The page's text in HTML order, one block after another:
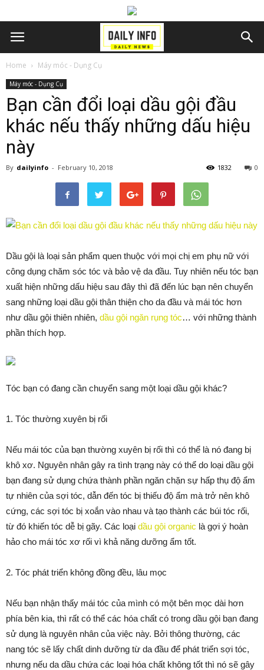
Home Máy móc - Dụng Cụ
Máy móc - Dụng Cụ
Bạn cần đổi loại dầu gội đầu
khác nếu thấy những dấu hiệu
này
By dailyinfo - February 10, 2018 0
1832
Dầu gội là loại sản phẩm quen thuộc với mọi chị em phụ nữ với
công dụng chăm sóc tóc và bảo vệ da đầu. Tuy nhiên nếu tóc bạn
xuất hiện những dấu hiệu sau đây thì đã đến lúc bạn nên chuyển
sang những loại dầu gội thân thiện cho da đầu và mái tóc hơn
như dầu gội thiên nhiên, dầu gội ngăn rụng tóc… với những thành
phần thích hợp.
Tóc bạn có đang cần chuyển sang một loại dầu gội khác?
1. Tóc thường xuyên bị rối
Nếu mái tóc của bạn thường xuyên bị rối thì có thể là nó đang bị
khô xơ. Nguyên nhân gây ra tình trạng này có thể do loại dầu gội
bạn đang sử dụng chứa thành phần ngăn chặn sự hấp thụ độ ẩm
tự nhiên của sợi tóc, dẫn đến tóc bị thiếu độ ẩm mà trở nên khô
cứng, các sợi tóc bị xoắn vào nhau và tạo thành các búi tóc rối,
từ đó khiến tóc dễ bị gãy. Các loại dầu gội organic là gợi ý hoàn
hảo cho mái tóc xơ rối vì khả năng dưỡng ẩm tốt.
2. Tóc phát triển không đồng đều, lâu mọc
Nếu bạn nhận thấy mái tóc của mình có một bên mọc dài hơn
phía bên kia, thì rất có thể các hóa chất có trong dầu gội bạn đang
sử dụng là nguyên nhân của việc này. Bởi thông thường, các
nang tóc sẽ lấy chất dinh dưỡng từ da đầu để phát triển sợi tóc,
nhưng nếu da dầu chứa các loại hóa chất không tốt thì nó sẽ gây